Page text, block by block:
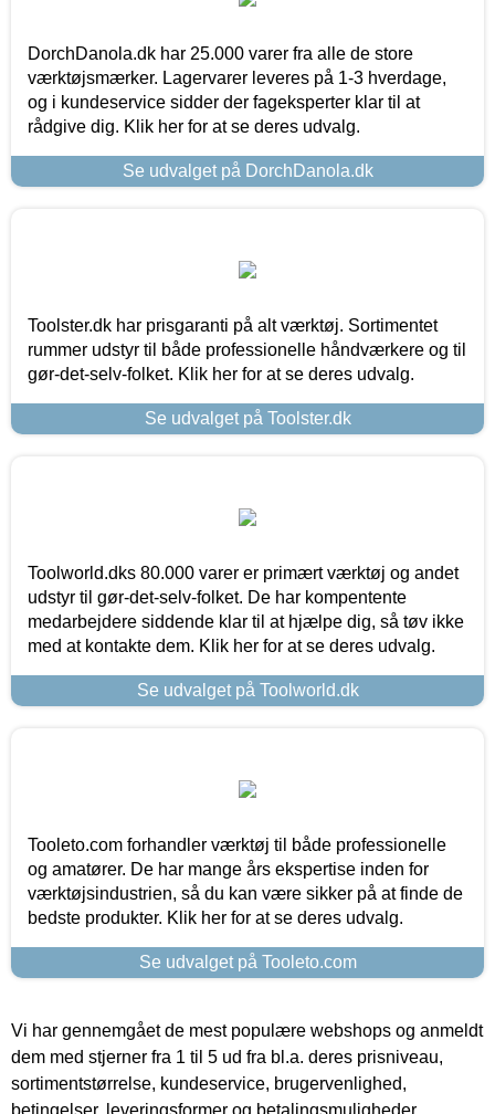
DorchDanola.dk har 25.000 varer fra alle de store
værktøjsmærker. Lagervarer leveres på 1-3 hverdage,
og i kundeservice sidder der fageksperter klar til at
rådgive dig. Klik her for at se deres udvalg.
Se udvalget på DorchDanola.dk
Toolster.dk har prisgaranti på alt værktøj. Sortimentet
rummer udstyr til både professionelle håndværkere og til
gør-det-selv-folket. Klik her for at se deres udvalg.
Se udvalget på Toolster.dk
Toolworld.dks 80.000 varer er primært værktøj og andet
udstyr til gør-det-selv-folket. De har kompentente
medarbejdere siddende klar til at hjælpe dig, så tøv ikke
med at kontakte dem. Klik her for at se deres udvalg.
Se udvalget på Toolworld.dk
Tooleto.com forhandler værktøj til både professionelle
og amatører. De har mange års ekspertise inden for
værktøjsindustrien, så du kan være sikker på at finde de
bedste produkter. Klik her for at se deres udvalg.
Se udvalget på Tooleto.com
Vi har gennemgået de mest populære webshops og anmeldt
dem med stjerner fra 1 til 5 ud fra bl.a. deres prisniveau,
sortimentstørrelse, kundeservice, brugervenlighed,
betingelser, leveringsformer og betalingsmuligheder.